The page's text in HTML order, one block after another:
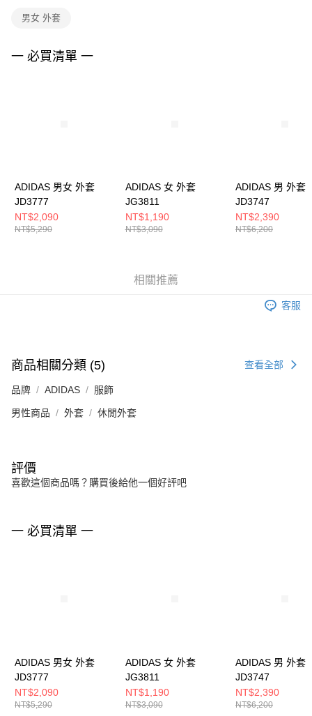
３．未成年的使用者請事先徵得法定代理人或監護人之同意方可使用
４．使用「AFTEE先享後付」時，將依據個別帳號之用戶狀況，依本公司即
男女 外套
一 必買清單 一
ADIDAS 男女 外套
JD3777
NT$2,090
NT$5,290
ADIDAS 女 外套
JG3811
NT$1,190
NT$3,090
ADIDAS 男 外套
JD3747
NT$2,390
NT$6,200
相關推薦
客服
商品相關分類 (5) 查看全部
品牌 ADIDAS 服飾
男性商品 外套 休閒外套
評價
喜歡這個商品嗎？購買後給他一個好評吧
一 必買清單 一
ADIDAS 男女 外套
JD3777
NT$2,090
NT$5,290
ADIDAS 女 外套
JG3811
NT$1,190
NT$3,090
ADIDAS 男 外套
JD3747
NT$2,390
NT$6,200